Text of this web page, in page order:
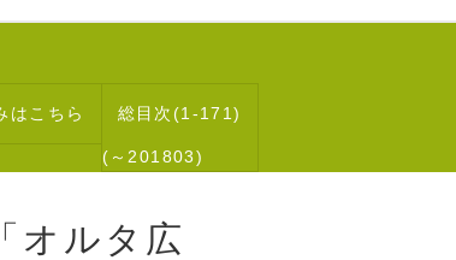
はこちら 総目次(1-171)
(～201803)
オルタ広